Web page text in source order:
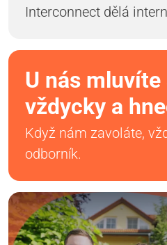
Interconnect dělá
U nás
vždycky a
Když nám zavoláte,
odborník.